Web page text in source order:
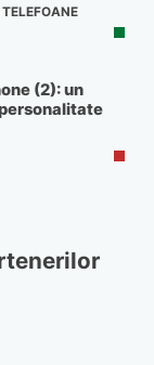
TELEFOANE
(2): un